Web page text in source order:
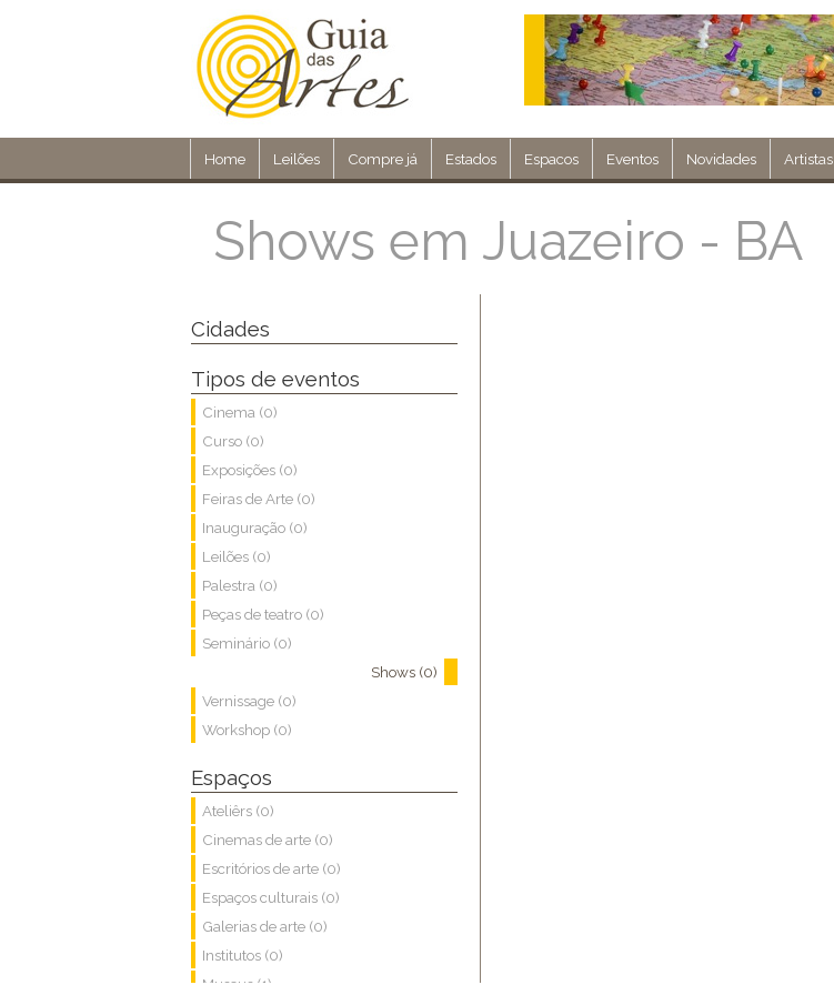
Home Leilões Compre já Estados Espacos Eventos Novidades Artistas
Shows em Juazeiro - BA
Cidades
Tipos de eventos
Cinema (0)
Curso (0)
Exposições (0)
Feiras de Arte (0)
Inauguração (0)
Leilões (0)
Palestra (0)
Peças de teatro (0)
Seminário (0)
Shows (0)
Vernissage (0)
Workshop (0)
Espaços
Ateliêrs (0)
Cinemas de arte (0)
Escritórios de arte (0)
Espaços culturais (0)
Galerias de arte (0)
Institutos (0)
Museus (1)